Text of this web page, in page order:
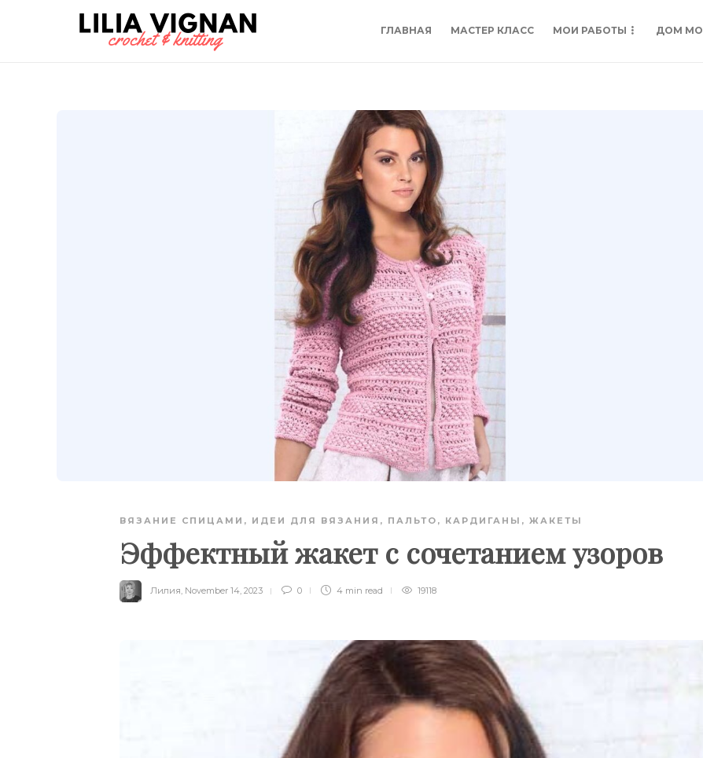
ГЛАВНАЯ МАСТЕР КЛАСС МОИ РАБОТЫ ДОМ
ВЯЗАНИЕ СПИЦАМИ , ИДЕИ ДЛЯ ВЯЗАНИЯ , ПАЛЬТО, КАРДИГАНЫ, ЖАКЕТЫ
Эффектный жакет с сочетанием узоров
Лилия, November 14, 2023 0 4 min read 19118